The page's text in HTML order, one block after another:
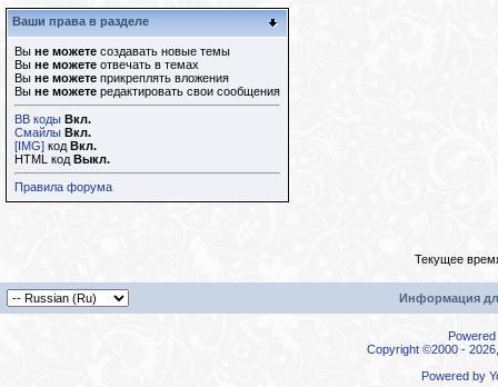
Ваши права в разделе
Вы не можете создавать новые темы
Вы не можете отвечать в темах
Вы не можете прикреплять вложения
Вы не можете редактировать свои сообщения
BB коды Вкл.
Смайлы Вкл.
[IMG] код Вкл.
HTML код Выкл.
Правила форума
Текущее
Информация
Copyright ©2000 -
Powered by